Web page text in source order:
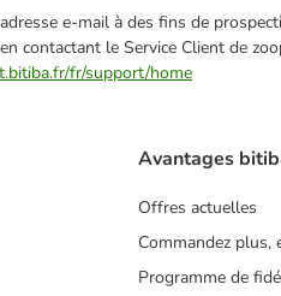
e‑mail à des fins de
contactant le Service Client de
fr/support/home
Avantages
Offres actuelles
Commandez plus,
Programme de